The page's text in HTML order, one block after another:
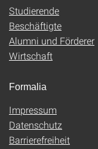
Studierende
Beschäftigte
Alumni und Förderer
Wirtschaft
Formalia
Impressum
Datenschutz
Barrierefreiheit